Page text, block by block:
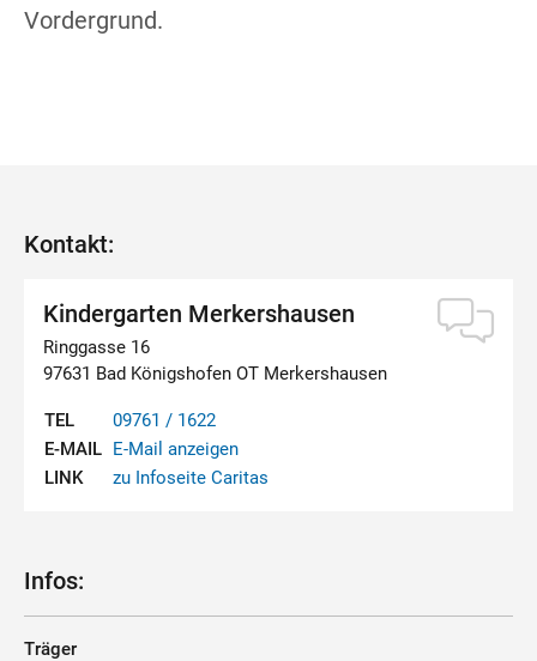
Vordergrund.
Kontakt:
Kindergarten Merkershausen
Ringgasse 16
97631 Bad Königshofen OT Merkershausen
TEL
09761 / 1622
E-MAIL E-Mail anzeigen
LINK
zu Infoseite Caritas
Infos:
Träger